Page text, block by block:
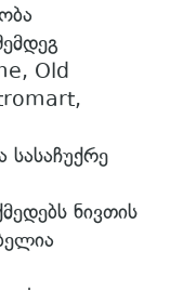
Old
სასაჩუქრე
ნივთის